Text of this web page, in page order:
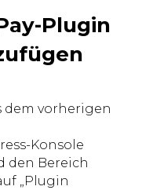
Plugin
dem vorherigen
Konsole
den Bereich
„Plugin